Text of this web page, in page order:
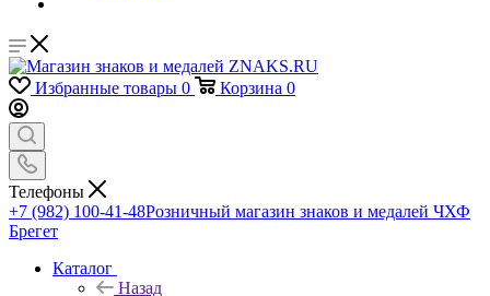
Избранные товары 0 Корзина 0
Телефоны
+7 (982) 100-41-48Розничный магазин знаков и медалей ЧХФ
Брегет
Каталог
Назад